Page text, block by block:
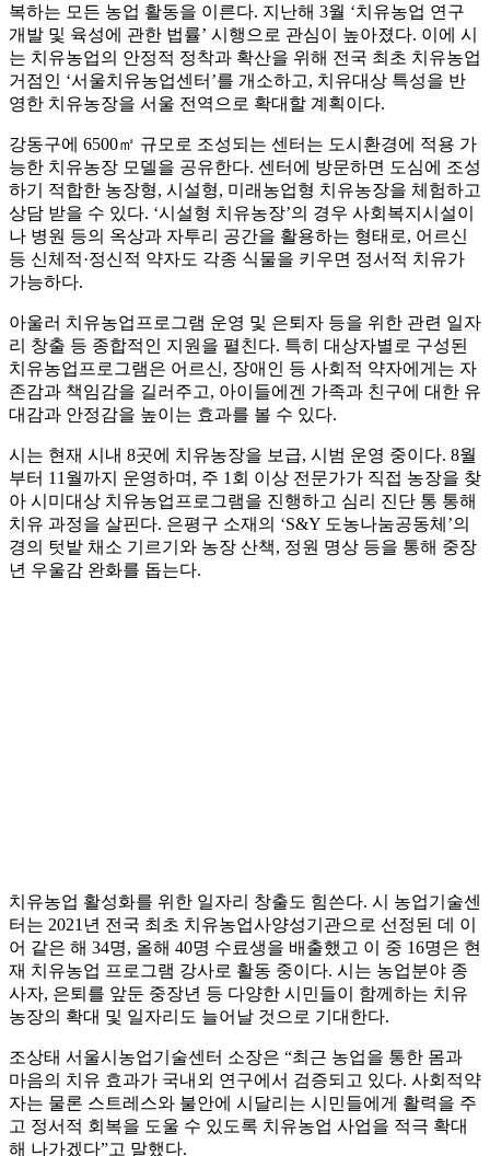
복하는 모든 농업 활동을 이른다. 지난해 3월 ‘치유농업 연구
개발 및 육성에 관한 법률’ 시행으로 관심이 높아졌다. 이에 시
는 치유농업의 안정적 정착과 확산을 위해 전국 최초 치유농업
거점인 ‘서울치유농업센터’를 개소하고, 치유대상 특성을 반
영한 치유농장을 서울 전역으로 확대할 계획이다.
강동구에 6500㎡ 규모로 조성되는 센터는 도시환경에 적용 가
능한 치유농장 모델을 공유한다. 센터에 방문하면 도심에 조성
하기 적합한 농장형, 시설형, 미래농업형 치유농장을 체험하고
상담 받을 수 있다. ‘시설형 치유농장’의 경우 사회복지시설이
나 병원 등의 옥상과 자투리 공간을 활용하는 형태로, 어르신
등 신체적·정신적 약자도 각종 식물을 키우면 정서적 치유가
가능하다.
아울러 치유농업프로그램 운영 및 은퇴자 등을 위한 관련 일자
리 창출 등 종합적인 지원을 펼친다. 특히 대상자별로 구성된
치유농업프로그램은 어르신, 장애인 등 사회적 약자에게는 자
존감과 책임감을 길러주고, 아이들에겐 가족과 친구에 대한 유
대감과 안정감을 높이는 효과를 볼 수 있다.
시는 현재 시내 8곳에 치유농장을 보급, 시범 운영 중이다. 8월
부터 11월까지 운영하며, 주 1회 이상 전문가가 직접 농장을 찾
아 시미대상 치유농업프로그램을 진행하고 심리 진단 통 통해
치유 과정을 살핀다. 은평구 소재의 ‘S&Y 도농나눔공동체’의
경의 텃밭 채소 기르기와 농장 산책, 정원 명상 등을 통해 중장
년 우울감 완화를 돕는다.
치유농업 활성화를 위한 일자리 창출도 힘쓴다. 시 농업기술센
터는 2021년 전국 최초 치유농업사양성기관으로 선정된 데 이
어 같은 해 34명, 올해 40명 수료생을 배출했고 이 중 16명은 현
재 치유농업 프로그램 강사로 활동 중이다. 시는 농업분야 종
사자, 은퇴를 앞둔 중장년 등 다양한 시민들이 함께하는 치유
농장의 확대 및 일자리도 늘어날 것으로 기대한다.
조상태 서울시농업기술센터 소장은 “최근 농업을 통한 몸과
마음의 치유 효과가 국내외 연구에서 검증되고 있다. 사회적약
자는 물론 스트레스와 불안에 시달리는 시민들에게 활력을 주
고 정서적 회복을 도울 수 있도록 치유농업 사업을 적극 확대
해 나가겠다”고 말했다.